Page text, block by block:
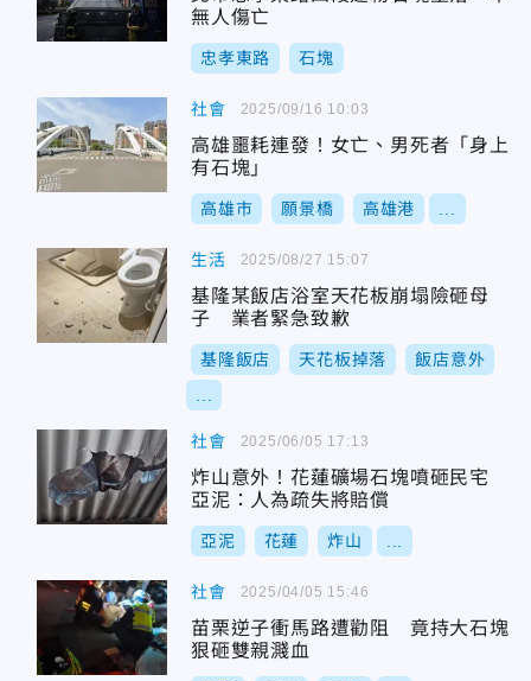
無人傷亡
忠孝東路 石塊
社會
高雄噩耗連發！女亡、男死者「身上
有石塊」
高雄市 願景橋 高雄港
2025/09/16 10:03
生活
基隆某飯店浴室天花板崩塌險砸母
子 業者緊急致歉
基隆飯店 天花板掉落 飯店意外
2025/08/27 15:07
社會
炸山意外！花蓮礦場石塊噴砸民宅
亞泥：人為疏失將賠償
亞泥 花蓮 炸山
2025/06/05 17:13
社會
苗栗逆子衝馬路遭勸阻 竟持大石塊
狠砸雙親濺血
2025/04/05 15:46